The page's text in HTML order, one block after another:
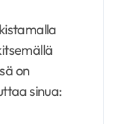
on
sinua: